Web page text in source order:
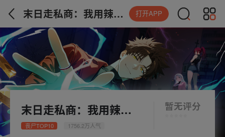
末日走私商：我用辣条换金砖 打开APP
末日走私商：我用辣条换金砖
丧尸TOP10 1756.2万人气
暂无评分